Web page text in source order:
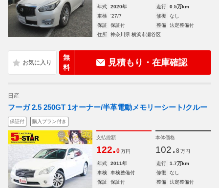
年式 2020年 走行
0.5万km
車検
'27/7 修復
なし
保証
保証付 整備
法定整備付
住所
神奈川県 横浜市瀬谷区
無
料
見積もり・在庫確認
日産
フーガ 2.5 250GT 1オーナー/半革電動メモリーシート/クルー
保証付 購入プラン付き
支払総額
122.0 万円
本体価格
102. 8 万円
年式 2011年 走行
1.7万km
車検
車検整備付 修復
なし
保証
保証付 整備
法定整備付